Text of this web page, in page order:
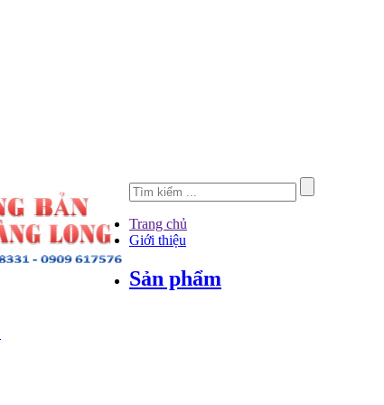
Trang chủ
Giới thiệu
Sản phẩm